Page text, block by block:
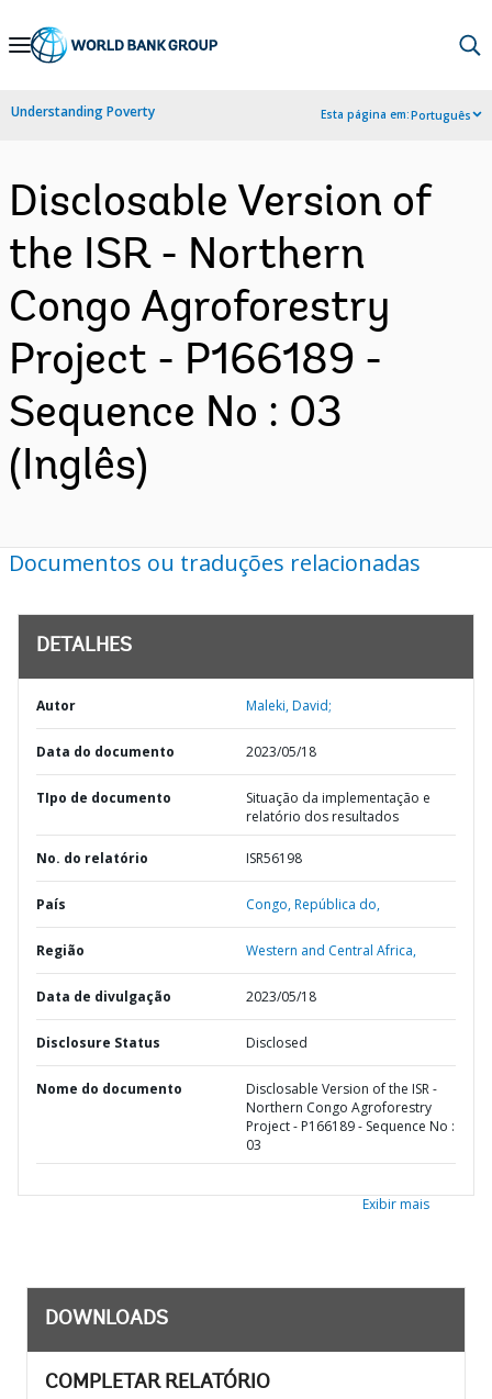
Skip
Navigation
Understanding Poverty Esta página em:Português
Disclosable Version of
the ISR - Northern
Congo Agroforestry
Project - P166189 -
Sequence No : 03
(Inglês)
Documentos ou traduções relacionadas
DETALHES
Autor Maleki, David;
Data do documento 2023/05/18
TIpo de documento
Situação da implementação e
relatório dos resultados
No. do relatório ISR56198
País Congo,República do,
Região Western and Central Africa,
Data de divulgação 2023/05/18
Disclosure Status Disclosed
Nome do documento
Disclosable Version of the ISR -
Northern Congo Agroforestry
Project - P166189 - Sequence No :
03
Exibir mais
DOWNLOADS
COMPLETAR RELATÓRIO